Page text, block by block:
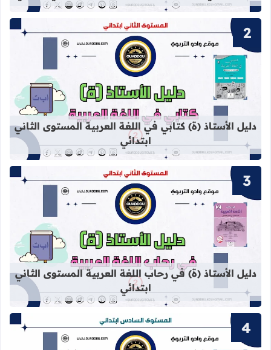
قراءة المزيد عن دليل الأستاذ (ة)
دليل الأستاذ (ة) كتابي في اللغة العربية المستوى الثاني
ابتدائي
قراءة المزيد عن دليل الأستاذ (ة) في
دليل الأستاذ (ة) في رحاب اللغة العربية المستوى الثاني
ابتدائي